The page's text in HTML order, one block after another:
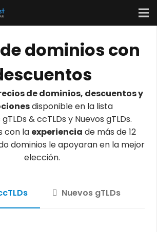
dominios con
de dominios, descuentos y
disponible en la lista
& ccTLDs y Nuevos gTLDs.
con la experiencia de más de 12
dominios le apoyaran en la mejor
elección.
Nuevos gTLDs